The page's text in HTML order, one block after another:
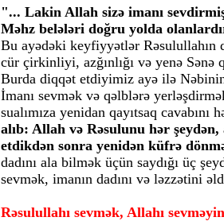
"... Lakin Allah sizə imanı
Məhz belələri doğru yolda
Bu ayədəki keyfiyyətlər Rəsulullahın
cür çirkinliyi, azğınlığı və yenə
Burda diqqət etdiyimiz ayə ilə
İmanı sevmək və qəlblərə
sualımıza yenidan qayıtsaq
alıb: Allah və Rəsulunu hər
etdikdən sonra yenidən küfrə
dadını ala bilmək üçün saydığı üç
sevmək, imanın dadını və ləzzətini
Rəsulullahı sevmək, Allahı